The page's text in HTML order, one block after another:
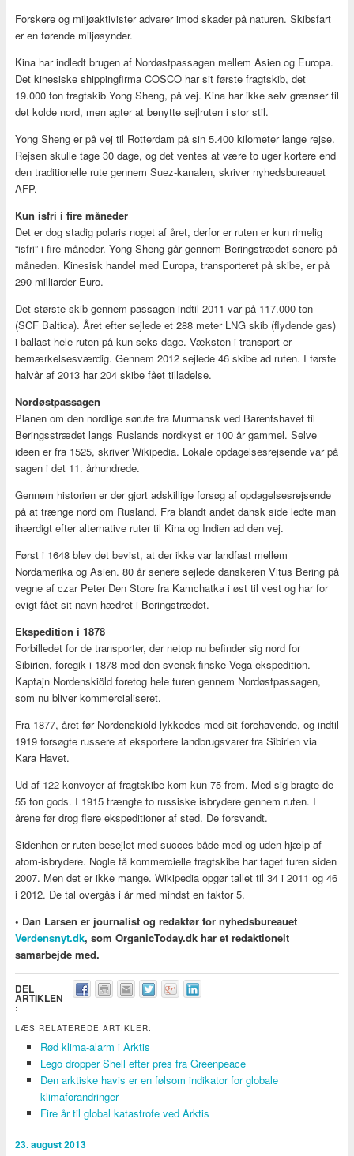
Forskere og miljøaktivister advarer imod skader på naturen. Skibsfart
er en førende miljøsynder.
Kina har indledt brugen af Nordøstpassagen mellem Asien og Europa.
Det kinesiske shippingfirma COSCO har sit første fragtskib, det
19.000 ton fragtskib Yong Sheng, på vej. Kina har ikke selv grænser til
det kolde nord, men agter at benytte sejlruten i stor stil.
Yong Sheng er på vej til Rotterdam på sin 5.400 kilometer lange rejse.
Rejsen skulle tage 30 dage, og det ventes at være to uger kortere end
den traditionelle rute gennem Suez-kanalen, skriver nyhedsbureauet
AFP.
Kun isfri i fire måneder
Det er dog stadig polaris noget af året, derfor er ruten er kun rimelig
“isfri” i fire måneder. Yong Sheng går gennem Beringstrædet senere på
måneden. Kinesisk handel med Europa, transporteret på skibe, er på
290 milliarder Euro.
Det største skib gennem passagen indtil 2011 var på 117.000 ton
(SCF Baltica). Året efter sejlede et 288 meter LNG skib (flydende gas)
i ballast hele ruten på kun seks dage. Væksten i transport er
bemærkelsesværdig. Gennem 2012 sejlede 46 skibe ad ruten. I første
halvår af 2013 har 204 skibe fået tilladelse.
Nordøstpassagen
Planen om den nordlige sørute fra Murmansk ved Barentshavet til
Beringsstrædet langs Ruslands nordkyst er 100 år gammel. Selve
ideen er fra 1525, skriver Wikipedia. Lokale opdagelsesrejsende var på
sagen i det 11. århundrede.
Gennem historien er der gjort adskillige forsøg af opdagelsesrejsende
på at trænge nord om Rusland. Fra blandt andet dansk side ledte man
ihærdigt efter alternative ruter til Kina og Indien ad den vej.
Først i 1648 blev det bevist, at der ikke var landfast mellem
Nordamerika og Asien. 80 år senere sejlede danskeren Vitus Bering på
vegne af czar Peter Den Store fra Kamchatka i øst til vest og har for
evigt fået sit navn hædret i Beringstrædet.
Ekspedition i 1878
Forbilledet for de transporter, der netop nu befinder sig nord for
Sibirien, foregik i 1878 med den svensk-finske Vega ekspedition.
Kaptajn Nordenskiöld foretog hele turen gennem Nordøstpassagen,
som nu bliver kommercialiseret.
Fra 1877, året før Nordenskiöld lykkedes med sit forehavende, og indtil
1919 forsøgte russere at eksportere landbrugsvarer fra Sibirien via
Kara Havet.
Ud af 122 konvoyer af fragtskibe kom kun 75 frem. Med sig bragte de
55 ton gods. I 1915 trængte to russiske isbrydere gennem ruten. I
årene før drog flere ekspeditioner af sted. De forsvandt.
Sidenhen er ruten besejlet med succes både med og uden hjælp af
atom-isbrydere. Nogle få kommercielle fragtskibe har taget turen siden
2007. Men det er ikke mange. Wikipedia opgør tallet til 34 i 2011 og 46
i 2012. De tal overgås i år med mindst en faktor 5.
• Dan Larsen er journalist og redaktør for nyhedsbureauet
Verdensnyt.dk, som OrganicToday.dk har et redaktionelt
samarbejde med.
DEL
ARTIKLEN
:
LÆS RELATEREDE ARTIKLER:
Rød klima-alarm i Arktis
Lego dropper Shell efter pres fra Greenpeace
Den arktiske havis er en følsom indikator for globale
klimaforandringer
Fire år til global katastrofe ved Arktis
23. august 2013